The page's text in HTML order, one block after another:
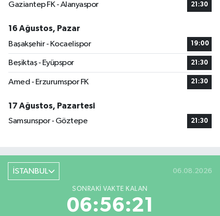
Gaziantep FK - Alanyaspor 21:30
16 Ağustos, Pazar
Başakşehir - Kocaelispor
19:00
Beşiktaş - Eyüpspor 21:30
Amed - Erzurumspor FK 21:30
17 Ağustos, Pazartesi
Samsunspor - Göztepe
21:30
İSTANBUL 06.08.2026
SONRAKI VAKTE KALAN
06:56:21